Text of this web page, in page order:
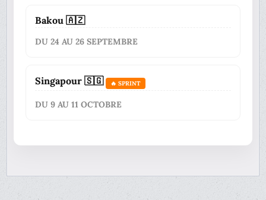
Bakou 🇦🇿
DU 24 AU 26 SEPTEMBRE
Singapour 🇸🇬 🔥 SPRINT
DU 9 AU 11 OCTOBRE